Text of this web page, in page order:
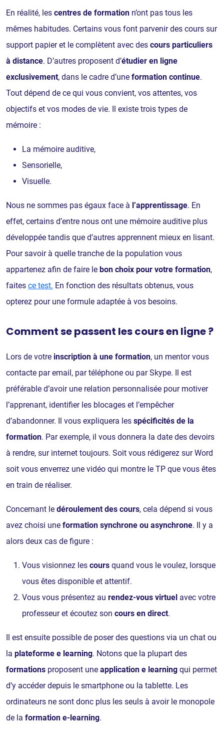
En réalité, les centres de formation n’ont pas tous les
mêmes habitudes. Certains vous font parvenir des cours sur
support papier et le complètent avec des cours particuliers
à distance. D’autres proposent d’étudier en ligne
exclusivement, dans le cadre d’une formation continue.
Tout dépend de ce qui vous convient, vos attentes, vos
objectifs et vos modes de vie. Il existe trois types de
mémoire :
La mémoire auditive,
Sensorielle,
Visuelle.
Nous ne sommes pas égaux face à l’apprentissage. En
effet, certains d’entre nous ont une mémoire auditive plus
développée tandis que d’autres apprennent mieux en lisant.
Pour savoir à quelle tranche de la population vous
appartenez afin de faire le bon choix pour votre formation,
faites ce test. En fonction des résultats obtenus, vous
opterez pour une formule adaptée à vos besoins.
Comment se passent les cours en ligne ?
Lors de votre inscription à une formation, un mentor vous
contacte par email, par téléphone ou par Skype. Il est
préférable d’avoir une relation personnalisée pour motiver
l’apprenant, identifier les blocages et l’empêcher
d’abandonner. Il vous expliquera les spécificités de la
formation. Par exemple, il vous donnera la date des devoirs
à rendre, sur internet toujours. Soit vous rédigerez sur Word
soit vous enverrez une vidéo qui montre le TP que vous êtes
en train de réaliser.
Concernant le déroulement des cours, cela dépend si vous
avez choisi une formation synchrone ou asynchrone. Il y a
alors deux cas de figure :
Vous visionnez les cours quand vous le voulez, lorsque
vous êtes disponible et attentif.
Vous vous présentez au rendez-vous virtuel avec votre
professeur et écoutez son cours en direct.
Il est ensuite possible de poser des questions via un chat ou
la plateforme e learning. Notons que la plupart des
formations proposent une application e learning qui permet
d’y accéder depuis le smartphone ou la tablette. Les
ordinateurs ne sont donc plus les seuls à avoir le monopole
de la formation e-learning.